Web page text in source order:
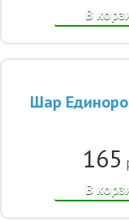
В
Шар
165
В